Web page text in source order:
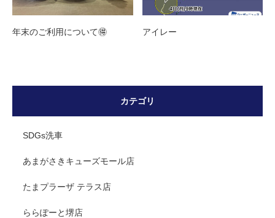
年末のご利用について🉐 アイレー
カテゴリ
SDGs洗車
あまがさきキューズモール店
たまプラーザ テラス店
ららぽーと堺店